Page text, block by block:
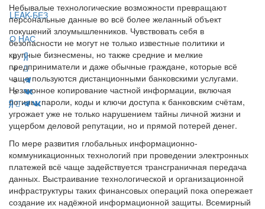
LEAK-БЕЗ
О НАС
Небывалые технологические возможности превращают
персональные данные во всё более желанный объект
покушений злоумышленников. Чувствовать себя в
безопасности не могут не только известные политики и
крупные бизнесмены, но также средние и мелкие
предприниматели и даже обычные граждане, которые всё
чаще пользуются дистанционными банковскими услугами.
Незаконное копирование частной информации, включая
логины, пароли, коды и ключи доступа к банковским счётам,
угрожает уже не только нарушением тайны личной жизни и
ущербом деловой репутации, но и прямой потерей денег.
По мере развития глобальных информационно-
коммуникационных технологий при проведении электронных
платежей всё чаще задействуется трансграничная передача
данных. Выстраивание технологической и организационной
инфраструктуры таких финансовых операций пока опережает
создание их надёжной информационной защиты. Всемирный